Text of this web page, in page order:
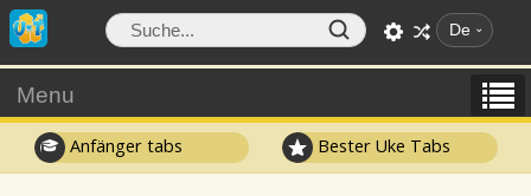
De
Menu
Anfänger tabs Bester Uke Tabs